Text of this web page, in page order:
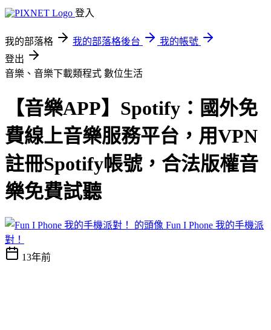
登入
我的部落格 我的部落格後台
我的帳號
登出
音樂、音樂下載類程式 數位生活
【音樂APP】Spotify：國外免
費線上音樂服務平台，用VPN
註冊Spotify帳號，合法版權音
樂免費試聽
Fun I Phone 我的手機派
對！
13年前